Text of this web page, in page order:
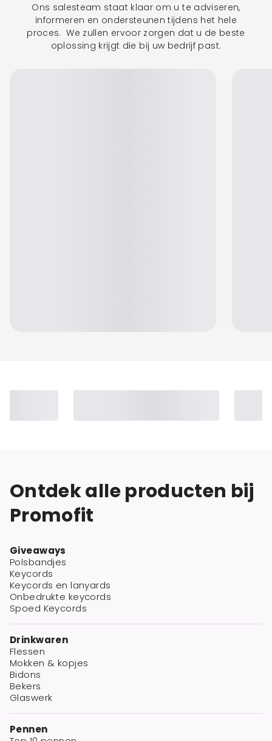
Ons salesteam staat klaar om u te adviseren,
informeren en ondersteunen tijdens het hele
proces. We zullen ervoor zorgen dat u de beste
oplossing krijgt die bij uw bedrijf past.
Ontdek alle producten bij
Promofit
Giveaways
Polsbandjes
Keycords
Keycords en lanyards
Onbedrukte keycords
Spoed Keycords
Drinkwaren
Flessen
Mokken & kopjes
Bidons
Bekers
Glaswerk
Pennen